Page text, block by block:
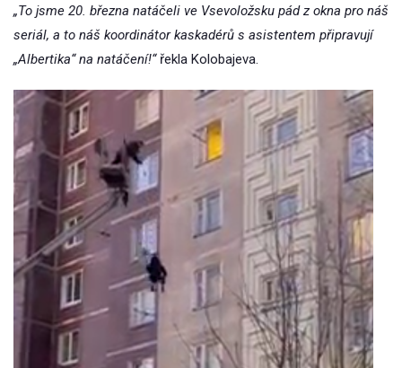
„To jsme 20. března natáčeli ve Vsevoložsku pád z okna pro náš
seriál, a to náš koordinátor kaskadérů s asistentem připravují
„Albertika“ na natáčení!“řekla Kolobajeva.